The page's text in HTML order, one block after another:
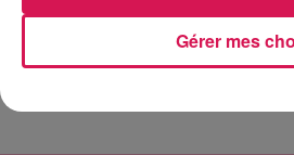
Can You Feel The Love
ANGÈLE FEAT.
What You Want
Gérer mes